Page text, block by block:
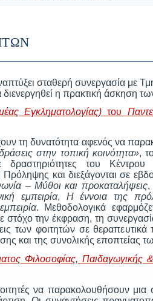
σταθερή συνεργασία με
η πρακτική άσκηση
Εγκληματολογίας) του
τη δυνατότητα αφενός να
στην τοπική κοινότητα»,
του
και διεξάγονται σε
– Μύθοι και προκαταλήψεις,
εμπειρία, Η έννοια της
. Μεθοδολογικά
την έκφραση, τη
των φοιτητών σε
και της συνολικής εποπτείας
Φιλοσοφίας, Παιδαγωγικής
να παρακολουθήσουν